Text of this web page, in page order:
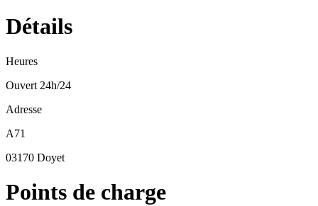
Détails
Heures
Ouvert 24h/24
Adresse
A71
03170 Doyet
Points de charge